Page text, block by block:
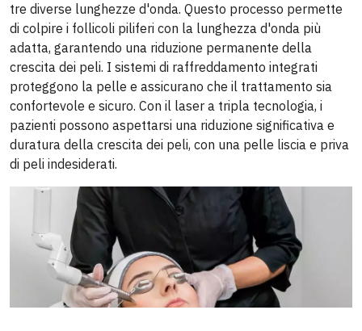
tre diverse lunghezze d'onda. Questo processo permette
di colpire i follicoli piliferi con la lunghezza d'onda più
adatta, garantendo una riduzione permanente della
crescita dei peli. I sistemi di raffreddamento integrati
proteggono la pelle e assicurano che il trattamento sia
confortevole e sicuro. Con il laser a tripla tecnologia, i
pazienti possono aspettarsi una riduzione significativa e
duratura della crescita dei peli, con una pelle liscia e priva
di peli indesiderati.